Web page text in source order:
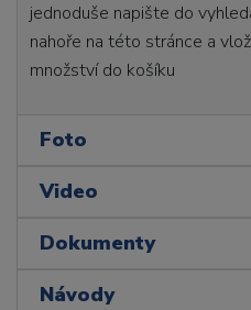
jednoduše napište do
nahoře na této stránce a
množství do košíku
Foto
Video
Dokumenty
Návody